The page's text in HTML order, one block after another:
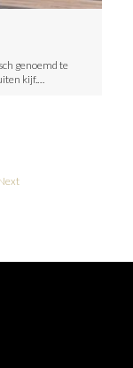
genoemd te
kijf.…